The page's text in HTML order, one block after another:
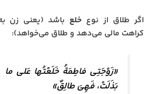
اگر طلاق از نوع خلع باشد (یعنی زن
کراهت مالی می‌دهد و طلاق می‌خواهد):
«زَوْجَتِی فاطِمَةُ خَلَعْتُها عَلی ما
بَذَلَتْ، فَهِیَ طالِقٌ»